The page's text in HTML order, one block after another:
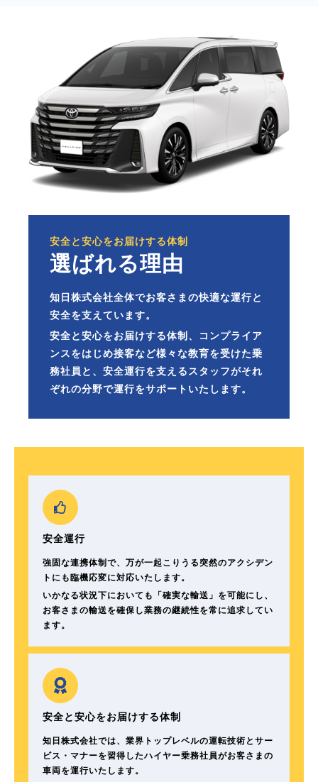
安全と安心をお届けする体制
選ばれる理由
知日株式会社全体でお客さまの快適な運行と
安全を支えています。
安全と安心をお届けする体制、コンプライア
ンスをはじめ接客など様々な教育を受けた乗
務社員と、安全運行を支えるスタッフがそれ
ぞれの分野で運行をサポートいたします。
安全運行
強固な連携体制で、万が一起こりうる突然のアクシデン
トにも臨機応変に対応いたします。
いかなる状況下においても「確実な輸送」を可能にし、
お客さまの輸送を確保し業務の継続性を常に追求してい
ます。
安全と安心をお届けする体制
知日株式会社では、業界トップレベルの運転技術とサー
ビス・マナーを習得したハイヤー乗務社員がお客さまの
車両を運行いたします。